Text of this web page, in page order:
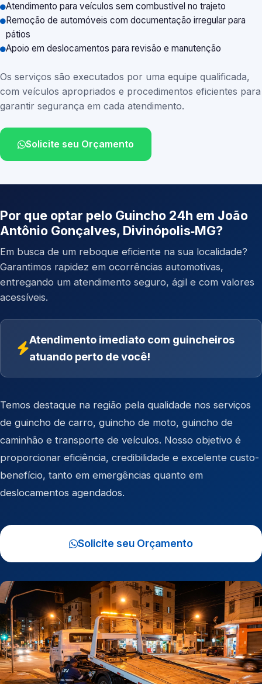
Atendimento para veículos sem combustível no trajeto
Remoção de automóveis com documentação irregular para
pátios
Apoio em deslocamentos para revisão e manutenção
Os serviços são executados por uma equipe qualificada,
com veículos apropriados e procedimentos eficientes para
garantir segurança em cada atendimento.
Solicite seu Orçamento
Por que optar pelo Guincho 24h em João
Antônio Gonçalves, Divinópolis‑MG?
Em busca de um reboque eficiente na sua localidade?
Garantimos rapidez em ocorrências automotivas,
entregando um atendimento seguro, ágil e com valores
acessíveis.
Atendimento imediato com guincheiros
atuando perto de você!
Temos destaque na região pela qualidade nos serviços
de guincho de carro, guincho de moto, guincho de
caminhão e transporte de veículos. Nosso objetivo é
proporcionar eficiência, credibilidade e excelente custo-
benefício, tanto em emergências quanto em
deslocamentos agendados.
Solicite seu Orçamento